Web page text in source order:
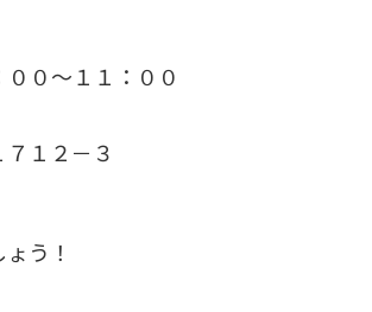
０～１１：００
１２－３
う！